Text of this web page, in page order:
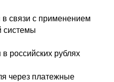
связи с применением
системы
российских рублях
через платежные